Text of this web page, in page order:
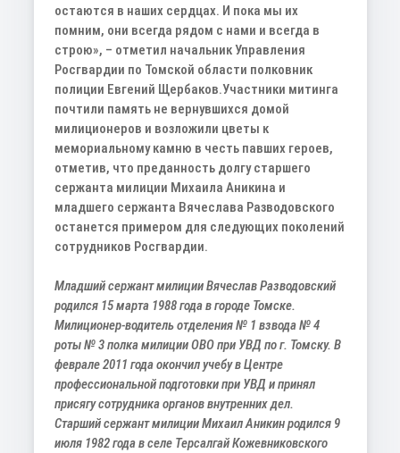
остаются в наших сердцах. И пока мы их
помним, они всегда рядом с нами и всегда в
строю», – отметил начальник Управления
Росгвардии по Томской области полковник
полиции Евгений Щербаков.Участники митинга
почтили память не вернувшихся домой
милиционеров и возложили цветы к
мемориальному камню в честь павших героев,
отметив, что преданность долгу старшего
сержанта милиции Михаила Аникина и
младшего сержанта Вячеслава Разводовского
останется примером для следующих поколений
сотрудников Росгвардии.
Младший сержант милиции Вячеслав Разводовский
родился 15 марта 1988 года в городе Томске.
Милиционер-водитель отделения № 1 взвода № 4
роты № 3 полка милиции ОВО при УВД по г. Томску. В
феврале 2011 года окончил учебу в Центре
профессиональной подготовки при УВД и принял
присягу сотрудника органов внутренних дел.
Старший сержант милиции Михаил Аникин родился 9
июля 1982 года в селе Терсалгай Кожевниковского